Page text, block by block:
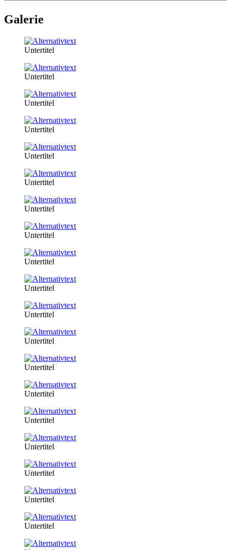
Galerie
Untertitel
Untertitel
Untertitel
Untertitel
Untertitel
Untertitel
Untertitel
Untertitel
Untertitel
Untertitel
Untertitel
Untertitel
Untertitel
Untertitel
Untertitel
Untertitel
Untertitel
Untertitel
Untertitel